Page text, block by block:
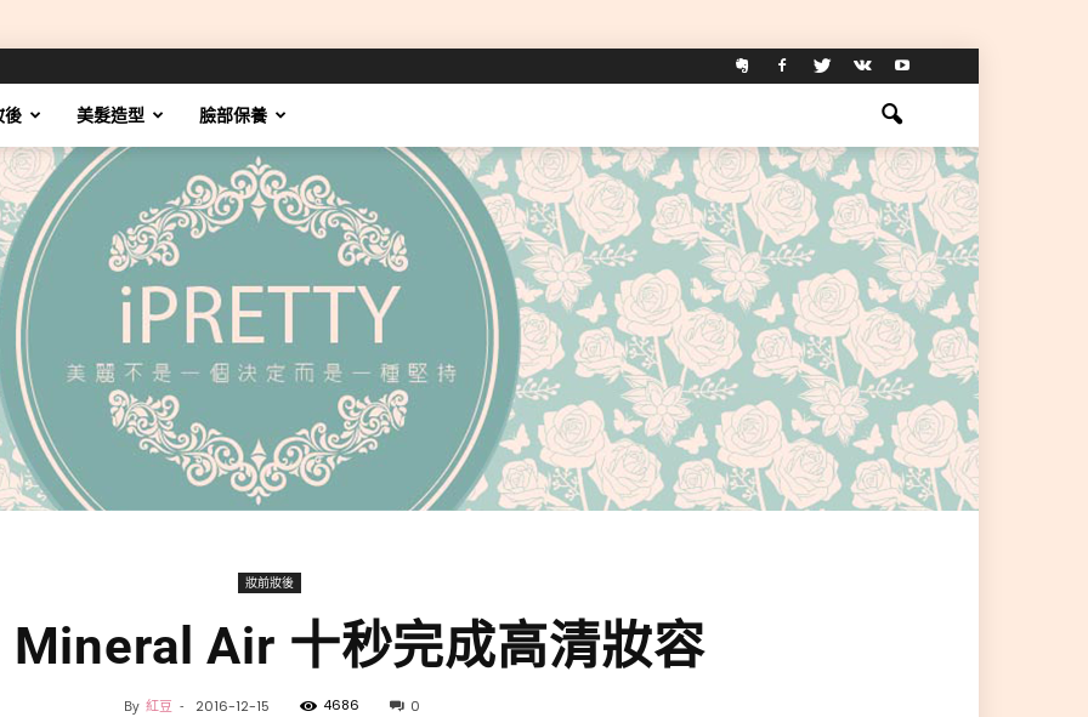
後 美髮造型 臉部保養
妝前妝後
Mineral Air 十秒完成高清妝容
By 紅豆 - 2016-12-15 4686 0